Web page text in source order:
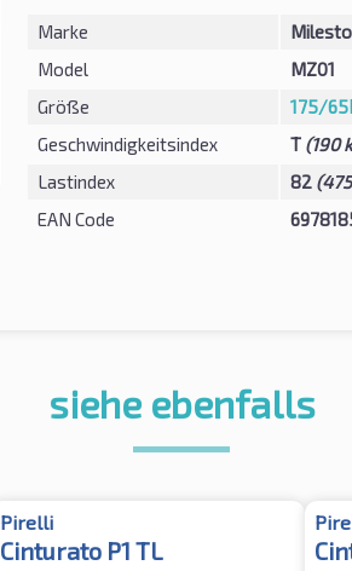
Marke
Model
MZ01
Größe
175/
Geschwindigkeitsindex
T (190
Lastindex
82
EAN Code
siehe ebenfalls
Pirelli
Cinturato P1 TL